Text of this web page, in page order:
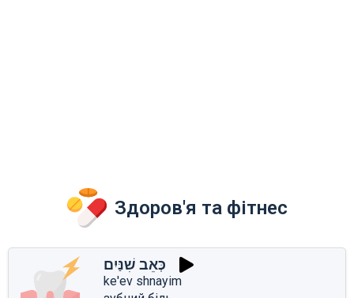
Здоров'я та фітнес
כְּאֵב שִׁנַּיִם
ke'ev shnayim